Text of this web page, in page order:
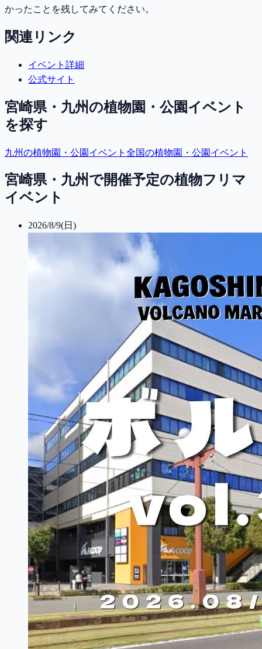
かったことを残してみてください。
関連リンク
イベント詳細
公式サイト
宮崎県・九州の植物園・公園イベント
を探す
九州の植物園・公園イベント 全国の植物園・公園イベント
宮崎県・九州で開催予定の植物フリマ
イベント
2026/8/9(日)